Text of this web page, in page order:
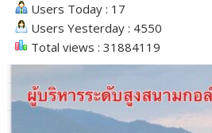
Users Today : 17
Users Yesterday : 4550
Total views : 31884119